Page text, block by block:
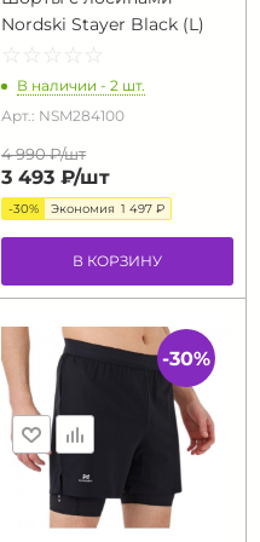
Nordski Stayer Black (L)
☆ ☆ ☆ ☆ ☆
★ ★ ★ ★ ★
В наличии - 2 шт.
Арт.: NSM284100
4 990 ₽/шт
3 493 ₽/шт
-30% Экономия 1 497 ₽
В КОРЗИНУ
-30%